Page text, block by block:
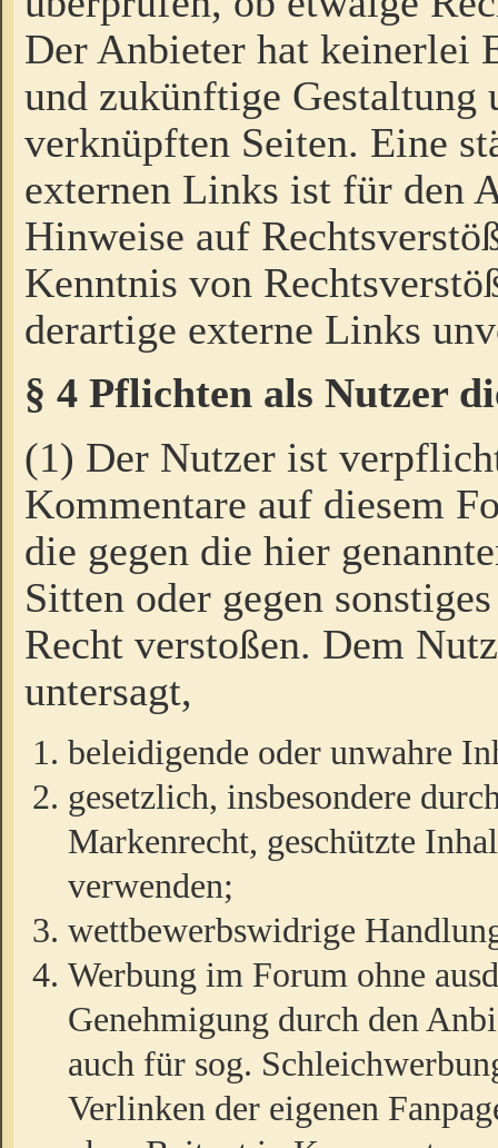
Der Anbieter hat keinerlei
und zukünftige Gestaltung
verknüpften Seiten. Eine
externen Links ist für den
Hinweise auf
Kenntnis von
derartige externe Links
§ 4 Pflichten als Nutzer
(1) Der Nutzer ist
Kommentare auf diesem
die gegen die hier
Sitten oder gegen
Recht verstoßen. Dem
untersagt,
beleidigende oder unwahre
gesetzlich, insbesondere
Markenrecht, geschützte
verwenden;
wettbewerbswidrige
Werbung im Forum ohne
Genehmigung durch den
auch für sog.
Verlinken der eigenen